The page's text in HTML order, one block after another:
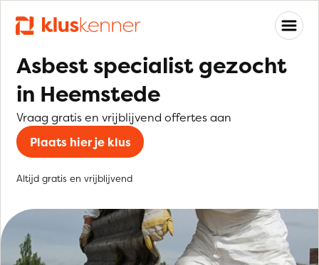
Asbest specialist gezocht
in Heemstede
Vraag gratis en vrijblijvend offertes aan
Plaats hier je klus
Altijd gratis en vrijblijvend